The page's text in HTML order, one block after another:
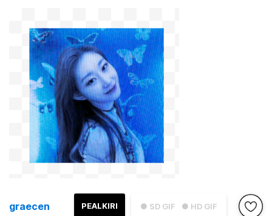
● SD GIF ● HD GIF
PEALKIRI
graecen